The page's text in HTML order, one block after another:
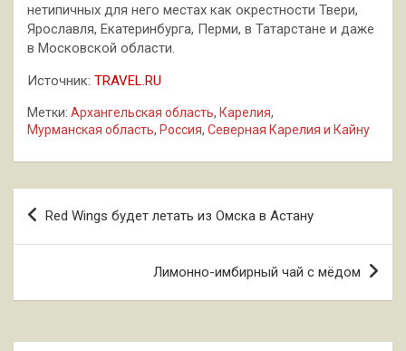
нетипичных для него местах как окрестности Твери,
Ярославля, Екатеринбурга, Перми, в Татарстане и даже
в Московской области.
Источник: TRAVEL.RU
Метки: Архангельская область, Карелия,
Мурманская область, Россия, Северная Карелия и Кайну
Навигация
Red Wings будет летать из Омска в Астану
Лимонно-имбирный чай с мёдом